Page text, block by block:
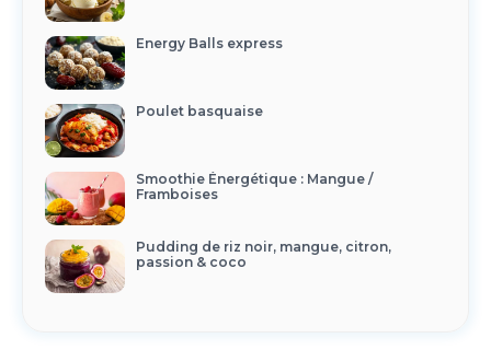
Energy Balls express
Poulet basquaise
Smoothie Énergétique : Mangue /
Framboises
Pudding de riz noir, mangue, citron,
passion & coco